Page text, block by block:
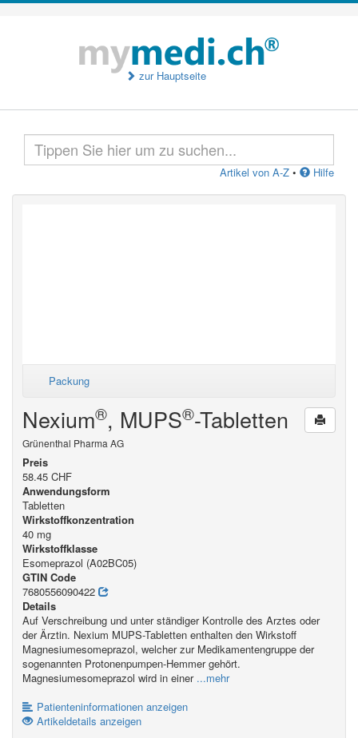
zur Hauptseite
Artikel von A-Z • Hilfe
Packung
Nexium®, MUPS®-Tabletten
Grünenthal Pharma AG
Preis
58.45 CHF
Anwendungsform
Tabletten
Wirkstoffkonzentration
40 mg
Wirkstoffklasse
Esomeprazol (A02BC05)
GTIN Code
7680556090422
Details
Auf Verschreibung und unter ständiger Kontrolle des Arztes oder
der Ärztin. Nexium MUPS-Tabletten enthalten den Wirkstoff
Magnesiumesomeprazol, welcher zur Medikamentengruppe der
sogenannten Protonenpumpen-Hemmer gehört.
Magnesiumesomeprazol wird in einer ...mehr
Patienteninformationen anzeigen
Artikeldetails anzeigen